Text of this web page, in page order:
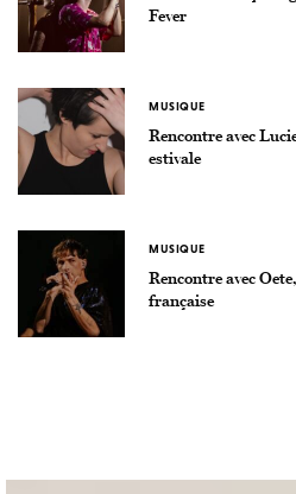
Fever
MUSIQUE
Rencontre avec
estivale
MUSIQUE
Rencontre avec
française